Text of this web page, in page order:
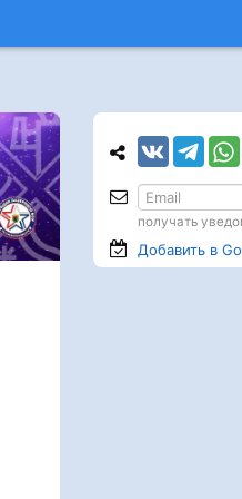
получать
Добавить в